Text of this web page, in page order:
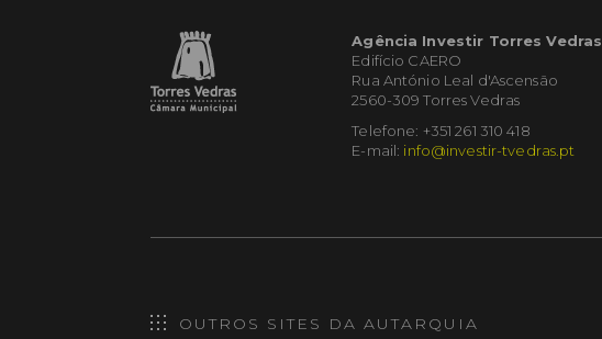
Agência Investir Torres Vedras
Edifício CAERO
Rua António Leal d'Ascensão
2560-309 Torres Vedras
Telefone: +351 261 310 418
E-mail: info@investir-tvedras.pt
OUTROS SITES DA AUTARQUIA